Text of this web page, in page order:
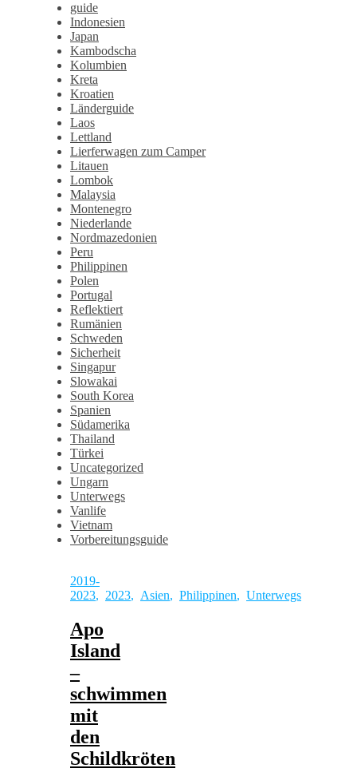
guide
Indonesien
Japan
Kambodscha
Kolumbien
Kreta
Kroatien
Länderguide
Laos
Lettland
Lierferwagen zum Camper
Litauen
Lombok
Malaysia
Montenegro
Niederlande
Nordmazedonien
Peru
Philippinen
Polen
Portugal
Reflektiert
Rumänien
Schweden
Sicherheit
Singapur
Slowakai
South Korea
Spanien
Südamerika
Thailand
Türkei
Uncategorized
Ungarn
Unterwegs
Vanlife
Vietnam
Vorbereitungsguide
2019-
2023, 2023, Asien, Philippinen, Unterwegs
Apo
Island
–
schwimmen
mit
den
Schildkröten